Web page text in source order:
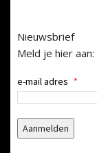
Nieuwsbrief
Meld je hier aan:
e-mail adres *